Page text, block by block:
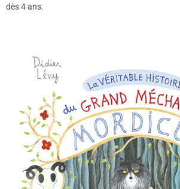
dès 4 ans.